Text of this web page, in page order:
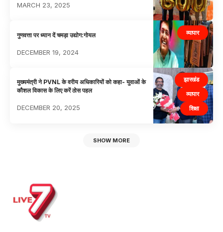
MARCH 23, 2025
व्यापार
गुणवत्ता पर ध्यान दें चमड़ा उद्योग:गोयल
DECEMBER 19, 2024
झारखंड
व्यापार
शिक्षा
मुख्यमंत्री ने PVNL के वरीय अधिकारियों को कहा- युवाओं के
कौशल विकास के लिए करें ठोस पहल
DECEMBER 20, 2025
SHOW MORE